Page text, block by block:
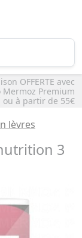
OFFERTE avec
Mermoz Premium
ou à partir de 55€
lèvres
3